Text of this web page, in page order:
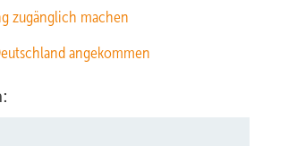
zugänglich machen
angekommen